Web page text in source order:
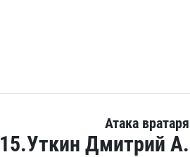
Атака вратаря
15.Уткин Дмитрий А.